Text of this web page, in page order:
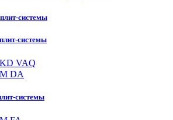
системы
системы
VAQ
DA
системы